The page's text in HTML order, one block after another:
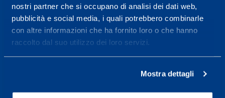
nostri partner che si occupano di analisi dei dati web,
pubblicità e social media, i quali potrebbero combinarle
con altre informazioni che ha fornito loro o che hanno
raccolto dal suo utilizzo dei loro servizi.
Mostra dettagli
Servizi
Servizi Medici
Test di valutazione